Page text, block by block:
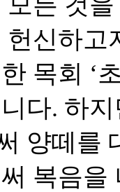
신하
목회 ‘
다. 하
양떼를
복음